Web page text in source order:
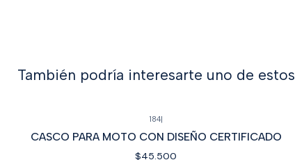
También podría interesarte uno de estos
184|
CASCO PARA MOTO CON DISEÑO CERTIFICADO
$45.500